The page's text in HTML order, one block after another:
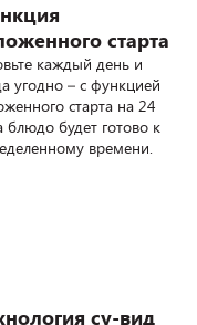
старта
каждый день и
угодно – с функцией
старта на 24
блюдо будет готово к
времени.
су-вид